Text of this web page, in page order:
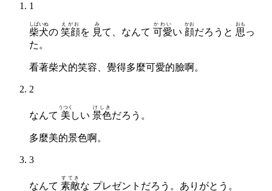
1
柴犬
しばいぬ
の 笑顔
えがお
を 見
み
て、なんて 可愛
かわい
い 顔
かお
だろうと 思
おも
っ
た。
看著柴犬的笑容、覺得多麼可愛的臉啊。
2
なんて 美
うつく
しい 景色
けしき
だろう。
多麼美的景色啊。
3
なんて 素敵
すてき
な プレゼントだろう。ありがとう。